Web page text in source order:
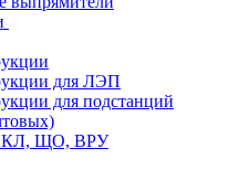
для ЛЭП
для подстанций
КЛ, ЩО, ВРУ